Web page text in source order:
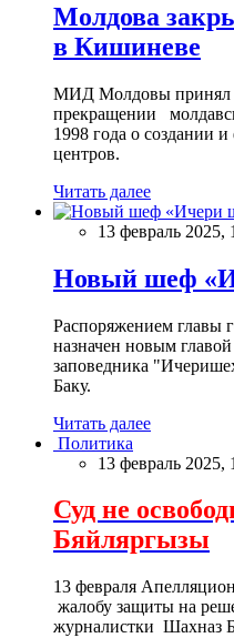
Молдова
в Кишиневе
МИД Молдовы принял
прекращении
1998 года о создании
центров.
Читать далее
13 февраль 2025,
Новый шеф
Распоряжением главы
назначен новым
заповедника
Баку.
Читать далее
Политика
13 февраль 2025,
Суд не
Бяйляргызы
13 февраля
жалобу защиты на
журналистки Шахназ